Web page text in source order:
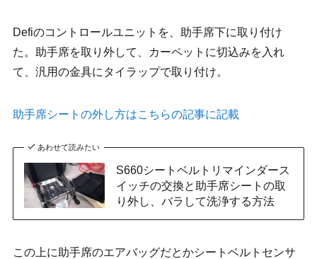
Defiのコントロールユニットを、助手席下に取り付け
た。助手席を取り外して、カーペットに切込みを入れ
て、汎用の金具にタイラップで取り付け。
助手席シートの外し方はこちらの記事に記載
あわせて読みたい
S660シートベルトリマインダース
イッチの交換と助手席シートの取
り外し、バラして洗浄する方法
この上に助手席のエアバッグだとかシートベルトセンサ